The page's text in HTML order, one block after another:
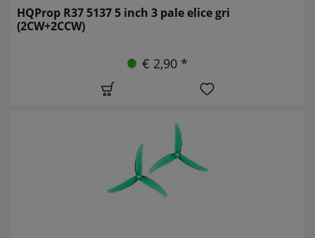
HQProp R37 5137 5 inch 3 pale elice gri
(2CW+2CCW)
€ 2,90 *